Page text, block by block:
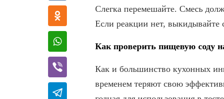
Слегка перемешайте. Смесь
Если реакции нет, выкидывайте
Как проверить пищевую соду
Как и большинство кухонных
временем теряют свою